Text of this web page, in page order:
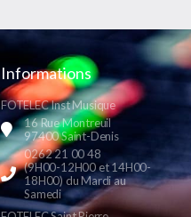
Informations
FOTELEC Inst Musique
16 Rue Montreuil
97400 Saint-Denis
0262 21 00 48
(9H00-12H00 et 14H00-
18H00) du Mardi au
Samedi